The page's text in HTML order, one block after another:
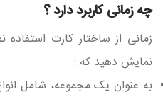
چه زمانی کاربرد دارد ؟
زمانی از ساختار کارت استفاده
نمایش دهید که :
به عنوان یک مجموعه، شامل